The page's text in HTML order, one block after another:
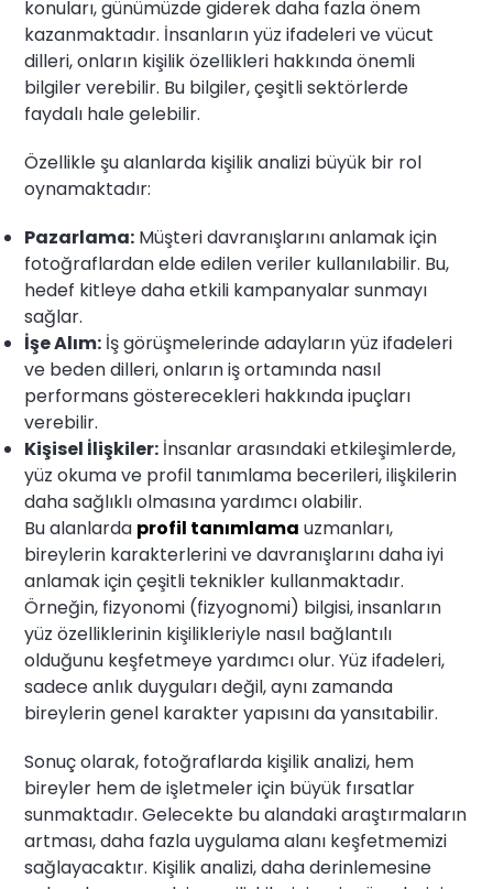
konuları, günümüzde giderek daha fazla önem
kazanmaktadır. İnsanların yüz ifadeleri ve vücut
dilleri, onların kişilik özellikleri hakkında önemli
bilgiler verebilir. Bu bilgiler, çeşitli sektörlerde
faydalı hale gelebilir.
Özellikle şu alanlarda kişilik analizi büyük bir rol
oynamaktadır:
Pazarlama: Müşteri davranışlarını anlamak için
fotoğraflardan elde edilen veriler kullanılabilir. Bu,
hedef kitleye daha etkili kampanyalar sunmayı
sağlar.
İşe Alım: İş görüşmelerinde adayların yüz ifadeleri
ve beden dilleri, onların iş ortamında nasıl
performans gösterecekleri hakkında ipuçları
verebilir.
Kişisel İlişkiler: İnsanlar arasındaki etkileşimlerde,
yüz okuma ve profil tanımlama becerileri, ilişkilerin
daha sağlıklı olmasına yardımcı olabilir.
Bu alanlarda profil tanımlama uzmanları,
bireylerin karakterlerini ve davranışlarını daha iyi
anlamak için çeşitli teknikler kullanmaktadır.
Örneğin, fizyonomi (fizyognomi) bilgisi, insanların
yüz özelliklerinin kişilikleriyle nasıl bağlantılı
olduğunu keşfetmeye yardımcı olur. Yüz ifadeleri,
sadece anlık duyguları değil, aynı zamanda
bireylerin genel karakter yapısını da yansıtabilir.
Sonuç olarak, fotoğraflarda kişilik analizi, hem
bireyler hem de işletmeler için büyük fırsatlar
sunmaktadır. Gelecekte bu alandaki araştırmaların
artması, daha fazla uygulama alanı keşfetmemizi
sağlayacaktır. Kişilik analizi, daha derinlemesine